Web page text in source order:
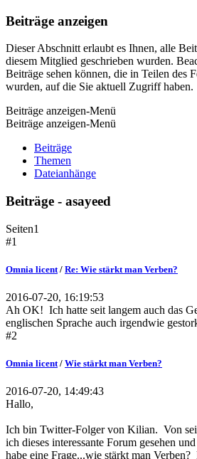
Beiträge anzeigen
Dieser Abschnitt erlaubt es Ihnen, alle
diesem Mitglied geschrieben wurden.
Beiträge sehen können, die in Teilen des
wurden, auf die Sie aktuell Zugriff haben.
Beiträge anzeigen-Menü
Beiträge anzeigen-Menü
Beiträge
Themen
Dateianhänge
Beiträge - asayeed
Seiten1
#1
Omnia licent / Re: Wie stärkt man Verben?
2016-07-20, 16:19:53
Ah OK! Ich hatte seit langem auch das
englischen Sprache auch irgendwie
#2
Omnia licent/ Wie stärkt man Verben?
2016-07-20, 14:49:43
Hallo,
Ich bin Twitter-Folger von Kilian. Von
ich dieses interessante Forum gesehen
habe eine Frage...wie stärkt man